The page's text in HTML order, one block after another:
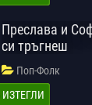
Преслава и
си тръгнеш
Поп-Фолк
ИЗТЕГЛИ